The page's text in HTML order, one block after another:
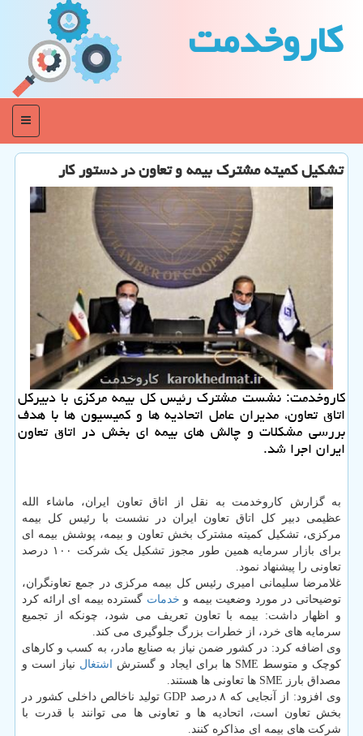
كاروخدمت
منو
تشكیل كمیته مشترك بیمه و تعاون در دستور كار
كاروخدمت: نشست مشترك رئیس كل بیمه مركزی با دبیركل
اتاق تعاون، مدیران عامل اتحادیه ها و كمیسیون ها با هدف
بررسی مشكلات و چالش های بیمه ای بخش در اتاق تعاون
ایران اجرا شد.
به گزارش کاروخدمت به نقل از اتاق تعاون ایران، ماشاء الله
عظیمی دبیر کل اتاق تعاون ایران در نشست با رئیس کل بیمه
مرکزی، تشکیل کمیته مشترک بخش تعاون و بیمه، پوشش بیمه ای
برای بازار سرمایه همین طور مجوز تشکیل یک شرکت ۱۰۰ درصد
تعاونی را پیشنهاد نمود.
غلامرضا سلیمانی امیری رئیس کل بیمه مرکزی در جمع تعاونگران،
توضیحاتی در مورد وضعیت بیمه و خدمات گسترده بیمه ای ارائه کرد
و اظهار داشت: بیمه با تعاون تعریف می شود، چونکه از تجمیع
سرمایه های خرد، از خطرات بزرگ جلوگیری می کند.
وی اضافه کرد: در کشور ضمن نیاز به صنایع مادر، به کسب و کارهای
کوچک و متوسط SME ها برای ایجاد و گسترش
اشتغال نیاز است و
مصداق بارز SME ها تعاونی ها هستند.
وی افزود: از آنجایی که ۸ درصد GDP تولید ناخالص داخلی کشور در
بخش تعاون است، اتحادیه ها و تعاونی ها می توانند با قدرت با
شرکت های بیمه ای مذاکره کنند.